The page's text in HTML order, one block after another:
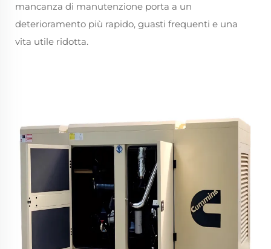
mancanza di manutenzione porta a un
deterioramento più rapido, guasti frequenti e una
vita utile ridotta.